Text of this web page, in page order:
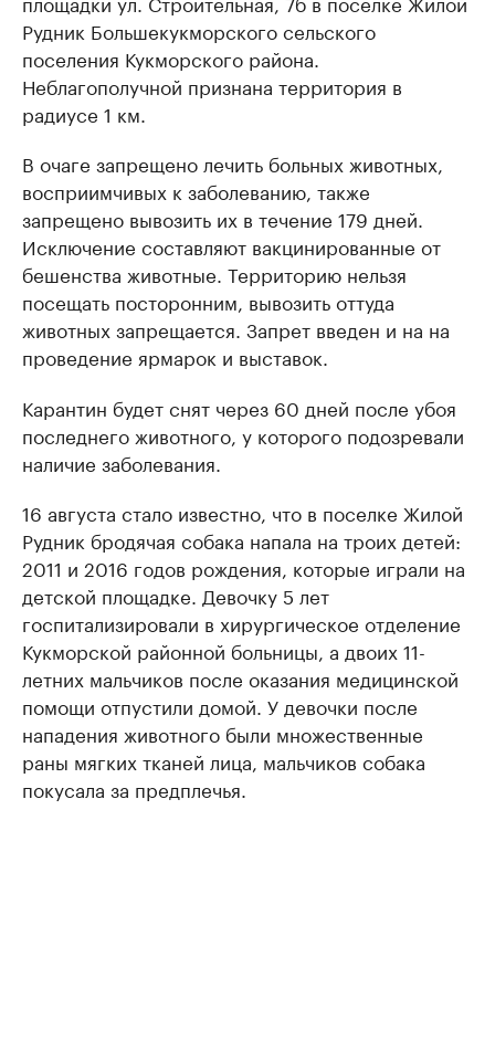
Рудник Большекукморского сельского
поселения Кукморского района.
Неблагополучной признана территория в
радиусе 1 км.
В очаге запрещено лечить больных животных,
восприимчивых к заболеванию, также
запрещено вывозить их в течение 179 дней.
Исключение составляют вакцинированные от
бешенства животные. Территорию нельзя
посещать посторонним, вывозить оттуда
животных запрещается. Запрет введен и на на
проведение ярмарок и выставок.
Карантин будет снят через 60 дней после убоя
последнего животного, у которого подозревали
наличие заболевания.
16 августа стало известно, что в поселке Жилой
Рудник бродячая собака напала на троих детей:
2011 и 2016 годов рождения, которые играли на
детской площадке. Девочку 5 лет
госпитализировали в хирургическое отделение
Кукморской районной больницы, а двоих 11-
летних мальчиков после оказания медицинской
помощи отпустили домой. У девочки после
нападения животного были множественные
раны мягких тканей лица, мальчиков собака
покусала за предплечья.